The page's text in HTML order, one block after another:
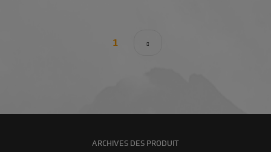
1
CE
ARCHIVES DES PRODUIT